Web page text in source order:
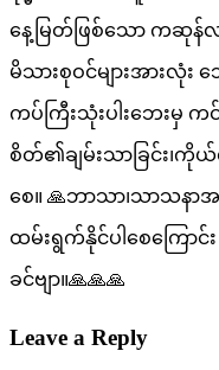
နေ့မြတ်ဖြစ်သော ကဆုန်
မိသားစုဝင်များအားလုံး
ကပ်ကြီးသုံးပါးဘေးမှ က
စိတ်၏ချမ်းသာခြင်း၊ကိုယ်၏
စေ။ 🙏ဘာသာ၊သာသန
ထမ်းရွက်နိုင်ပါစေကြော
ခင်ဗျာ။🙏🙏🙏
Leave a Reply